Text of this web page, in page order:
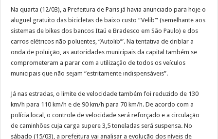
Na quarta (12/03), a Prefeitura de Paris já havia anunciado para hoje o
aluguel gratuito das bicicletas de baixo custo “Velib’” (semelhante aos
sistemas de bikes dos bancos Itaú e Bradesco em São Paulo) e dos
carros elétricos não poluentes, “Autolib’”. Na tentativa de driblar a
onda de poluição, as autoridades municipais da capital também se
comprometeram a parar com a utilização de todos os veículos
municipais que não sejam “estritamente indispensáveis”.
Já nas estradas, o limite de velocidade também foi reduzido de 130
km/h para 110 km/h e de 90 km/h para 70 km/h. De acordo com a
polícia local, o controle de velocidade será reforçado e a circulação
de caminhões cuja carga supere 3,5 toneladas será suspensa. No
sábado (15/03), a prefeitura vai analisar a evolução dos níveis de